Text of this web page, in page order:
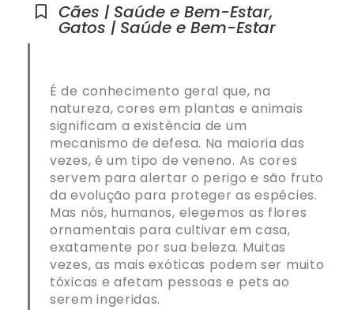
Cães | Saúde e Bem-Estar,
Gatos | Saúde e Bem-Estar
É de conhecimento geral que, na
natureza, cores em plantas e animais
significam a existência de um
mecanismo de defesa. Na maioria das
vezes, é um tipo de veneno. As cores
servem para alertar o perigo e são fruto
da evolução para proteger as espécies.
Mas nós, humanos, elegemos as flores
ornamentais para cultivar em casa,
exatamente por sua beleza. Muitas
vezes, as mais exóticas podem ser muito
tóxicas e afetam pessoas e pets ao
serem ingeridas.